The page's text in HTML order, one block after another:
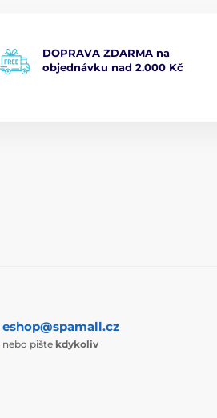
DOPRAVA ZDARMA na
objednávku nad 2.000 Kč
eshop@spamall.cz
nebo pište kdykoliv